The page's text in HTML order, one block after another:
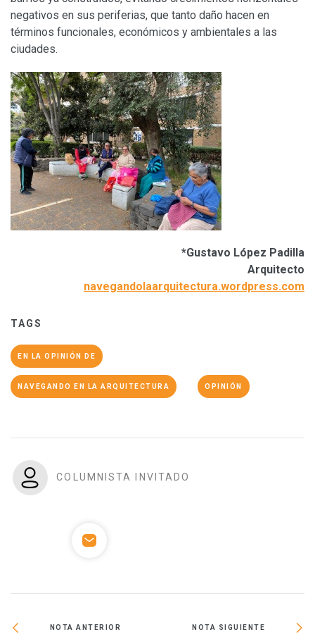
negativos en sus periferias, que tanto daño hacen en
términos funcionales, económicos y ambientales a las
ciudades.
*Gustavo López Padilla
Arquitecto
navegandolaarquitectura.wordpress.com
TAGS
EN LA OPINIÓN DE
NAVEGANDO EN LA ARQUITECTURA OPINIÓN
COLUMNISTA INVITADO
NOTA ANTERIOR NOTA SIGUIENTE